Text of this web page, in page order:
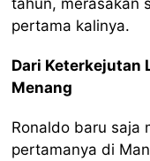
pertama kalinya.
Dari Keterkejutan
Menang
Ronaldo baru saja
pertamanya di